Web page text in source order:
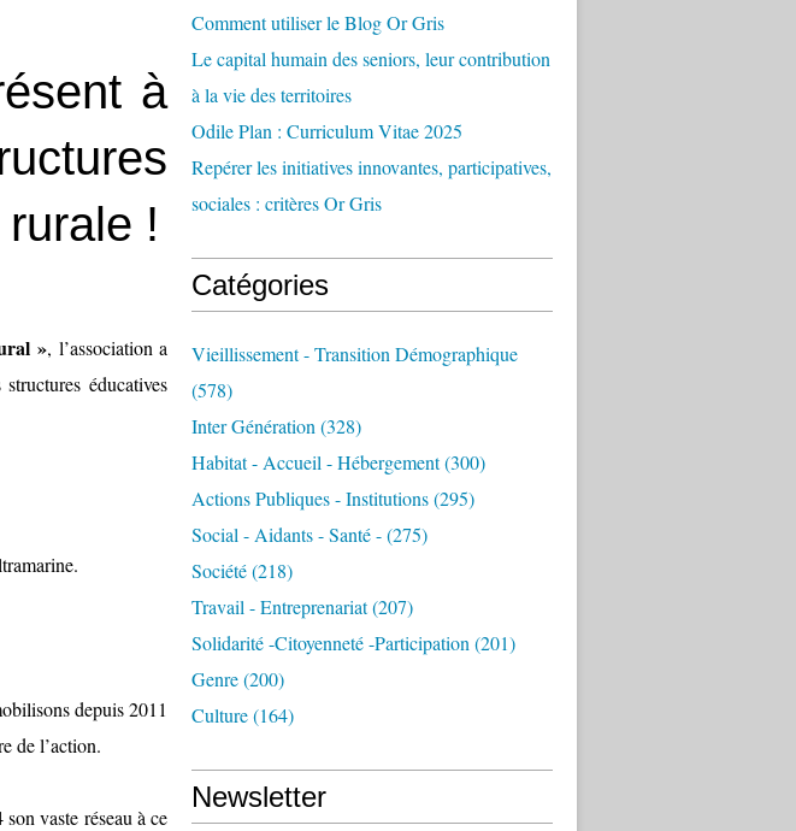
à
!
», l’association a
éducatives
depuis 2011
de l’action.
vaste réseau à ce
Comment utiliser le Blog Or Gris
Le capital humain des seniors, leur contribution
à la vie des territoires
Odile Plan : Curriculum Vitae 2025
Repérer les initiatives innovantes, participatives,
sociales : critères Or Gris
Catégories
Vieillissement - Transition Démographique
(578)
Inter Génération (328)
Habitat - Accueil - Hébergement(300)
Actions Publiques - Institutions(295)
Social - Aidants - Santé -(275)
Société(218)
Travail - Entreprenariat(207)
Solidarité -citoyenneté -participation (201)
Genre(200)
Culture(164)
Newsletter